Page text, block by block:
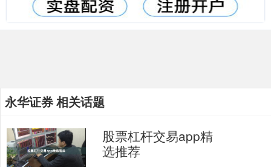
永华证券 相关话题
股票杠杆交易app精
选推荐